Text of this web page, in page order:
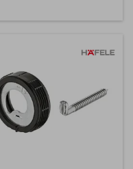
Korpus versteckt und
nicht. Die Montage erfolgt